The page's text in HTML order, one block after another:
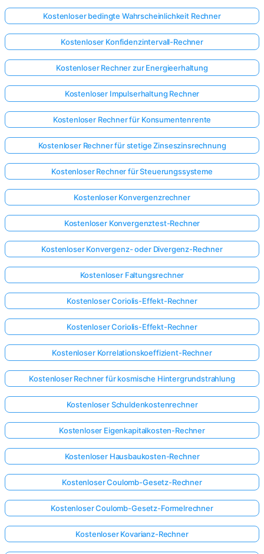
Kostenloser bedingte Wahrscheinlichkeit Rechner
Kostenloser Konfidenzintervall-Rechner
Kostenloser Rechner zur Energieerhaltung
Kostenloser Impulserhaltung Rechner
Kostenloser Rechner für Konsumentenrente
Kostenloser Rechner für stetige Zinseszinsrechnung
Kostenloser Rechner für Steuerungssysteme
Kostenloser Konvergenzrechner
Kostenloser Konvergenztest-Rechner
Kostenloser Konvergenz- oder Divergenz-Rechner
Kostenloser Faltungsrechner
Kostenloser Coriolis-Effekt-Rechner
Kostenloser Coriolis-Effekt-Rechner
Kostenloser Korrelationskoeffizient-Rechner
Kostenloser Rechner für kosmische Hintergrundstrahlung
Kostenloser Schuldenkostenrechner
Kostenloser Eigenkapitalkosten-Rechner
Kostenloser Hausbaukosten-Rechner
Kostenloser Coulomb-Gesetz-Rechner
Kostenloser Coulomb-Gesetz-Formelrechner
Kostenloser Kovarianz-Rechner